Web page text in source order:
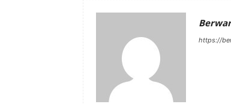
https://